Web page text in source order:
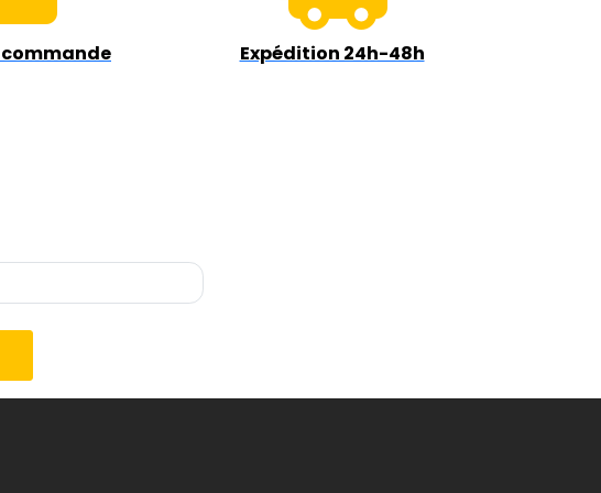
commande Expédition 24h-48h